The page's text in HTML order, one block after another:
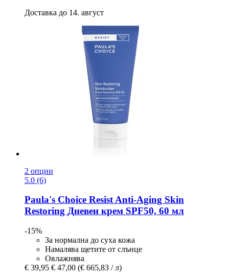
Доставка до 14. август
2 опции
5.0 (6)
Paula's Choice Resist Anti-​Aging Skin
Restoring Дневен крем SPF50, 60 мл
-15%
За нормална до суха кожа
Намалява щетите от слънце
Овлажнява
€ 39,95 € 47,00 (€ 665,83 / л)